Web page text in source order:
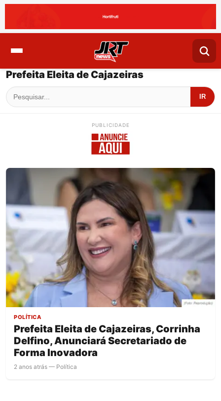
Prefeita Eleita de Cajazeiras
IR
PUBLICIDADE
POLÍTICA
Prefeita Eleita de Cajazeiras, Corrinha
Delfino, Anunciará Secretariado de
Forma Inovadora
2 anos atrás — Política